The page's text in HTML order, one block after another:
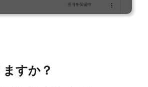
すか？